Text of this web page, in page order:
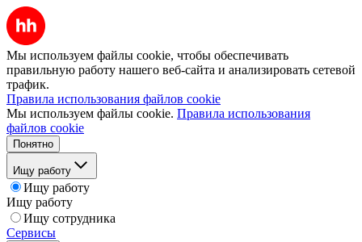
Мы используем файлы cookie, чтобы обеспечивать
правильную работу нашего веб-сайта и анализировать сетевой
трафик.
Правила использования файлов cookie
Мы используем файлы cookie. Правила использования
файлов cookie
Понятно
Ищу работу
Ищу работу
Ищу работу
Ищу сотрудника
Сервисы